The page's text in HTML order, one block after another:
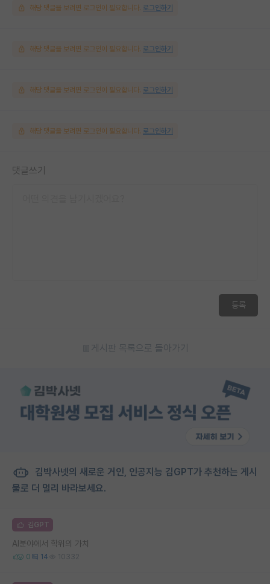
해당 댓글을 보려면 로그인이 필요합니다. 로그인하기
해당 댓글을 보려면 로그인이 필요합니다. 로그인하기
해당 댓글을 보려면 로그인이 필요합니다. 로그인하기
해당 댓글을 보려면 로그인이 필요합니다. 로그인하기
댓글쓰기
등록
게시판 목록으로 돌아가기
김박사넷의 새로운 거인, 인공지능 김GPT가 추천하는 게시
물로 더 멀리 바라보세요.
김GPT
AI분야에서 학위의 가치
0 14 10332